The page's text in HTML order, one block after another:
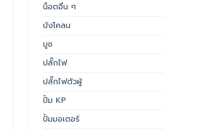
น็อตอื่น ๆ
บังโคลน
บูช
ปลั๊กไฟ
ปลั๊กไฟตัวผู้
ปั้ม KP
ปั้มมอเตอร์